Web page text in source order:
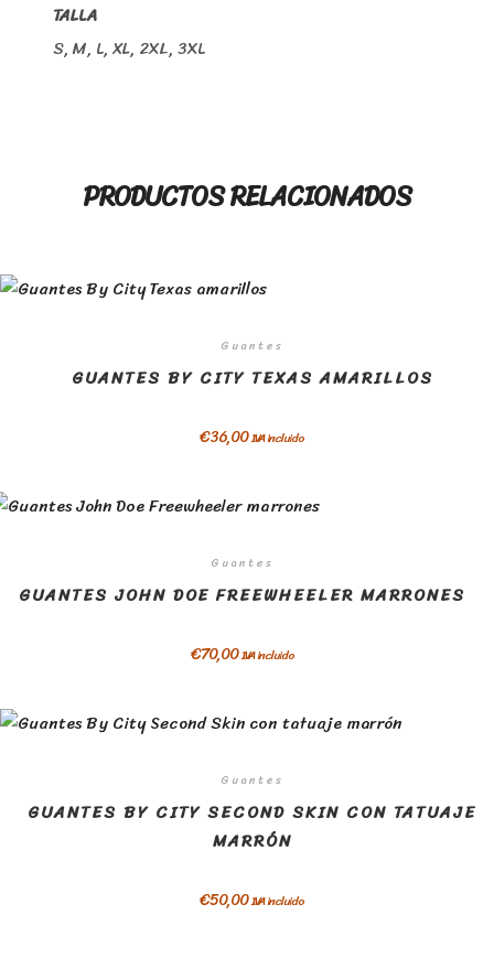
TALLA
S, M, L, XL, 2XL, 3XL
PRODUCTOS RELACIONADOS
Guantes
GUANTES BY CITY TEXAS AMARILLOS
€36,00IVA incluido
Guantes
GUANTES JOHN DOE FREEWHEELER MARRONES
€70,00IVA incluido
Guantes
GUANTES BY CITY SECOND SKIN CON TATUAJE
MARRÓN
€50,00IVA incluido